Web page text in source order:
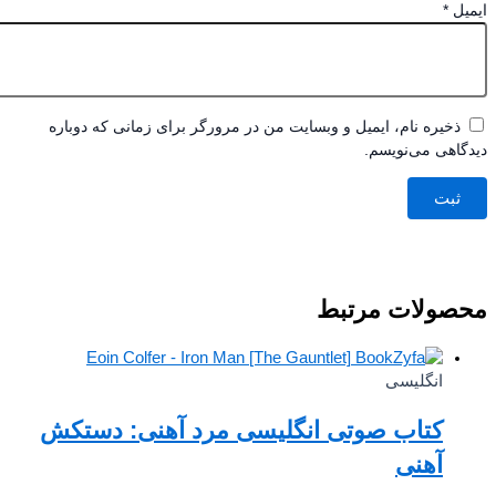
*
ذخیره نام، ایمیل و وبسایت من در مرورگر برای زمانی که دوباره
می‌نویسم.
مرتبط
انگلیسی
کتاب صوتی انگلیسی مرد آهنی: دستکش
آهنی